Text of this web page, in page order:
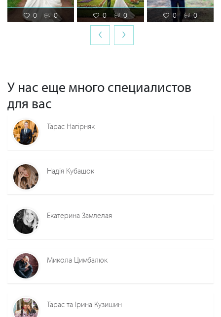
0 0 0 0 0 0
‹ ›
У нас еще много специалистов
для вас
Тарас Нагірняк
Надія Кубашок
Екатерина Замлелая
Микола Цимбалюк
Тарас та Ірина Кузишин